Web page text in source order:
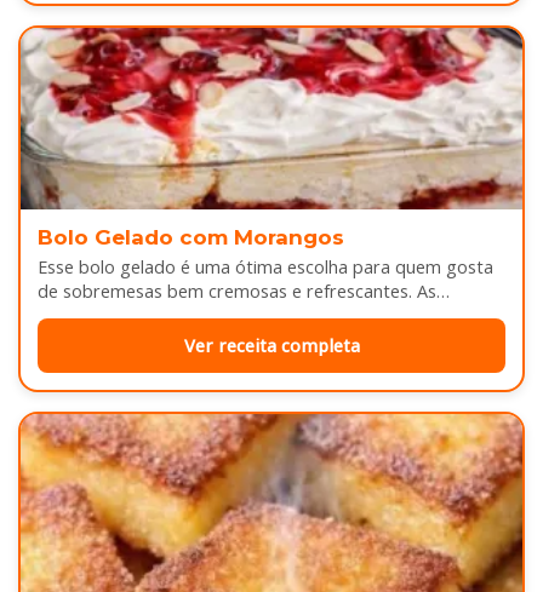
Bolo Gelado com Morangos
Esse bolo gelado é uma ótima escolha para quem gosta
de sobremesas bem cremosas e refrescantes. As
camadas de massa…
Ver receita completa